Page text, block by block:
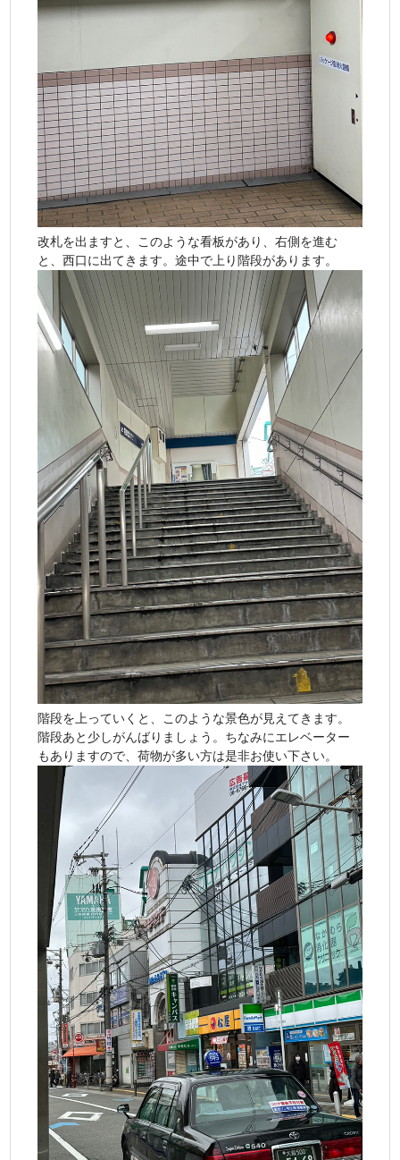
改札を出ますと、このような看板があり、右側を進む
と、西口に出てきます。途中で上り階段があります。
階段を上っていくと、このような景色が見えてきます。
階段あと少しがんばりましょう。ちなみにエレベーター
もありますので、荷物が多い方は是非お使い下さい。